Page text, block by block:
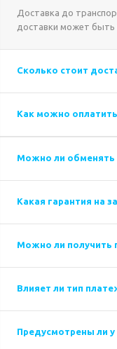
Доставка до
доставки может быть
Сколько стоит
Как можно оплатить
Можно ли обменять
Какая гарантия на
Можно ли получить
Влияет ли тип
Предусмотрены ли